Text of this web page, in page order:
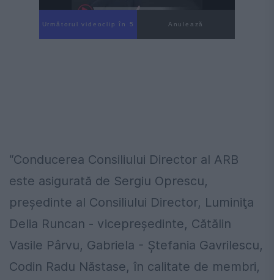
Următorul videoclip în 4 Anulează
“Conducerea Consiliului Director al ARB
este asigurată de Sergiu Oprescu,
preşedinte al Consiliului Director, Luminiţa
Delia Runcan - vicepreşedinte, Cătălin
Vasile Pârvu, Gabriela - Ştefania Gavrilescu,
Codin Radu Năstase, în calitate de membri,